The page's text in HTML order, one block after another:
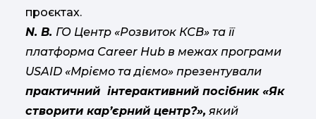
проєктах.
N. B. ГО Центр «Розвиток КСВ» та її
платформа Сareer Hub в межах програми
USAID «Мріємо та діємо» презентували
практичний інтерактивний посібник «Як
створити кар’єрний центр?», який